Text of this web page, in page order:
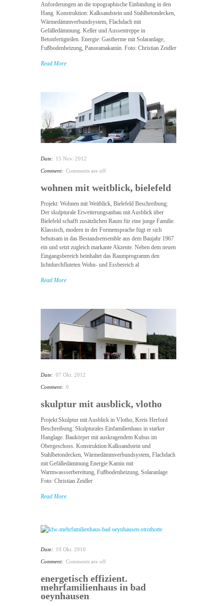
Anforderungen an die topographische Einbindung in den
Hang. Konstruktion: Kalksandstein und Stahlbetondecken,
Wärmedämmverbundsystem, Flachdach mit
Gefälledämmung. Keller und Aussentreppe in
Betonfertigteilen. Energie: Gastherme mit Solaranlage,
Fußbodenheizung, Panoramakamin. Foto: Christian Zeidler
Read More
Date: 15 Nov. 2012
Comment: Comments are off
wohnen mit weitblick, bielefeld
Projekt: Wohnen mit Weitblick, Bielefeld Beschreibung:
Der skulpturale Erweiterungsanbau mit Ausblick über
Bielefeld schafft zusätzlichen Raum für eine junge Familie.
Klassisch, modern in der Formensprache fügt er sich
behutsam in das Bestandsensemble aus dem Baujahr 1967
ein und setzt zugleich markante Akzente. Neben dem neuen
Eingangsbereich beinhaltet das Raumprogramm den
lichtdurchfluteten Wohn- und Essbereich al
Read More
Date: 07 Okt. 2012
Comment: 0
skulptur mit ausblick, vlotho
Projekt:Skulptur mit Ausblick in Vlotho, Kreis Herford
Beschreibung: Skulpturales Einfamilienhaus in starker
Hanglage. Baukörper mit auskragendem Kubus im
Obergeschoss. Konstruktion:Kalksandstein und
Stahlbetondecken, Wärmedämmverbundsystem, Flachdach
mit Gefälledämmung Energie:Kamin mit
Warmwassserbereitung, Fußbodenheizung, Solaranlage
Foto: Christian Zeidler
Read More
Date: 10 Okt. 2010
Comment: Comments are off
energetisch effizient.
mehrfamilienhaus in bad
oeynhausen